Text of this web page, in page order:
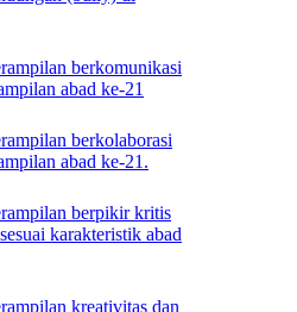
berkomunikasi
abad ke-21
berkolaborasi
abad ke-21.
berpikir kritis
karakteristik abad
kreativitas dan